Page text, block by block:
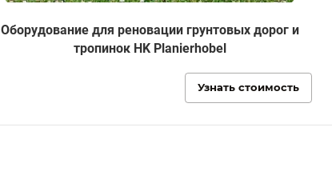
Оборудование для реновации грунтовых дорог и
тропинок HK Planierhobel
Узнать стоимость